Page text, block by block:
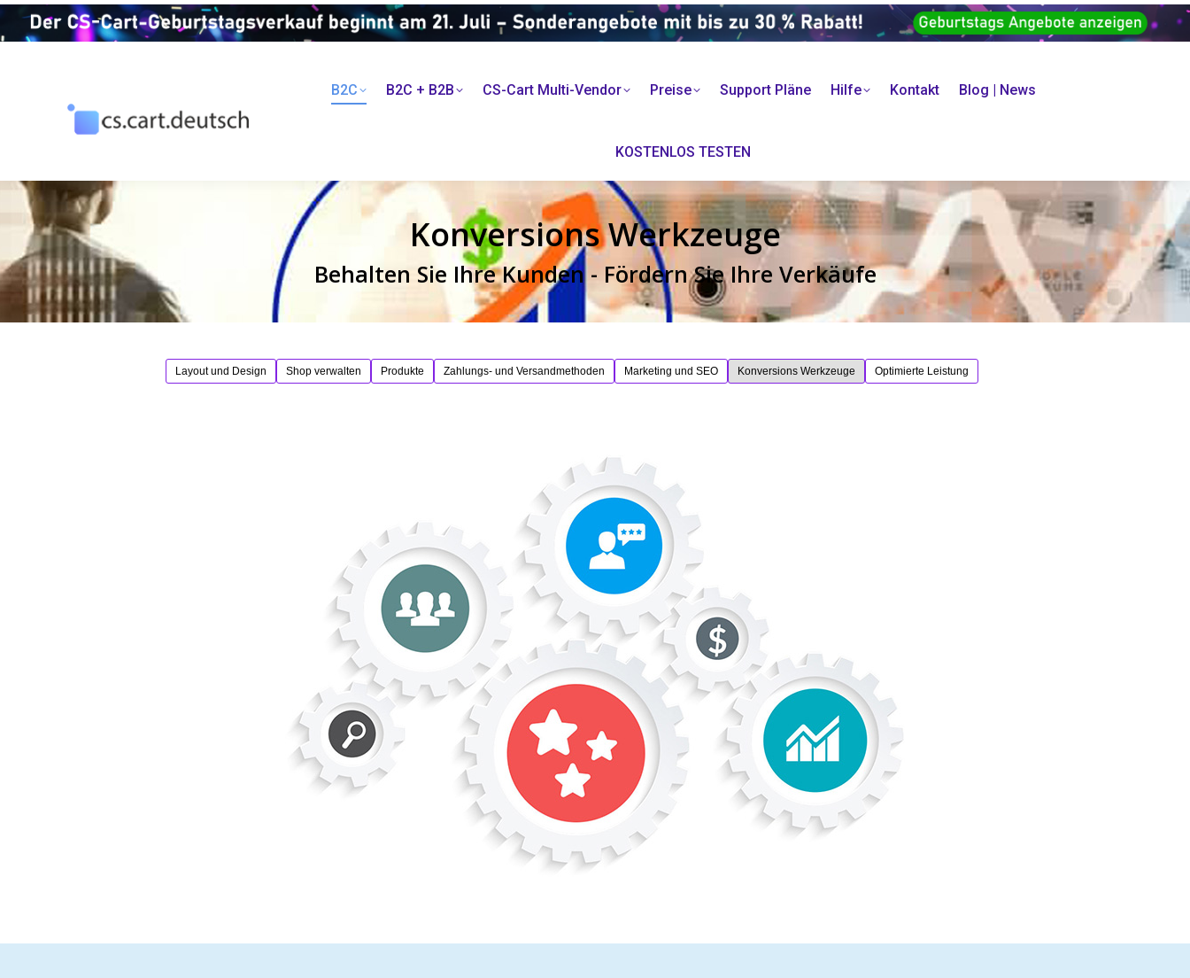
B2C B2C + B2B CS-Cart Multi-Vendor Preise Support Pläne Hilfe Kontakt Blog | News
KOSTENLOS TESTEN
Konversions Werkzeuge
Behalten Sie Ihre Kunden - Fördern Sie Ihre Verkäufe
Layout und Design Shop verwalten Produkte Zahlungs- und Versandmethoden Marketing und SEO Konversions Werkzeuge Optimierte Leistung